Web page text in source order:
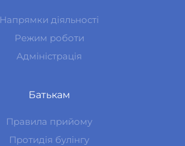
Напрямки діяльності
Режим роботи
Адміністрація
Батькам
Правила прийому
Протидія булінгу